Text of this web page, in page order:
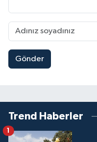
Gönder
Trend Haberler
1